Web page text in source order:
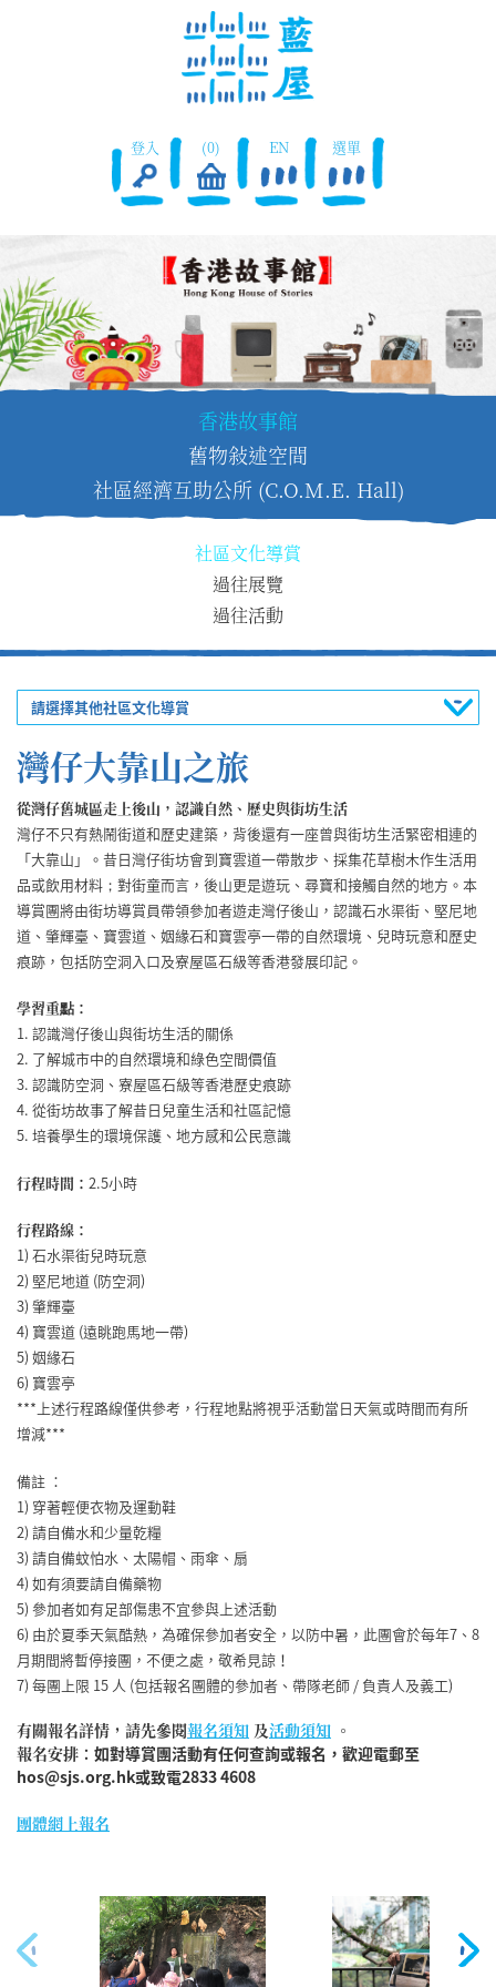
登入 (0) EN 選單
香港故事館
舊物敍述空間
社區經濟互助公所 (C.O.M.E. Hall)
社區文化導賞
過往展覽
過往活動
請選擇其他社區文化導賞
灣仔大靠山之旅
從灣仔舊城區走上後山，認識自然、歷史與街坊生活
灣仔不只有熱鬧街道和歷史建築，背後還有一座曾與街坊生活緊密相連的
「大靠山」。昔日灣仔街坊會到寶雲道一帶散步、採集花草樹木作生活用
品或飲用材料；對街童而言，後山更是遊玩、尋寶和接觸自然的地方。本
導賞團將由街坊導賞員帶領參加者遊走灣仔後山，認識石水渠街、堅尼地
道、肇輝臺、寶雲道、姻緣石和寶雲亭一帶的自然環境、兒時玩意和歷史
痕跡，包括防空洞入口及寮屋區石級等香港發展印記。
學習重點：
1. 認識灣仔後山與街坊生活的關係
2. 了解城市中的自然環境和綠色空間價值
3. 認識防空洞、寮屋區石級等香港歷史痕跡
4. 從街坊故事了解昔日兒童生活和社區記憶
5. 培養學生的環境保護、地方感和公民意識
行程時間： 2.5小時
行程路線：
1) 石水渠街兒時玩意
2) 堅尼地道 (防空洞)
3) 肇輝臺
4) 寶雲道 (遠眺跑馬地一帶)
5) 姻緣石
6) 寶雲亭
***上述行程路線僅供參考，行程地點將視乎活動當日天氣或時間而有所
增減***
備註 ：
1) 穿著輕便衣物及運動鞋
2) 請自備水和少量乾糧
3) 請自備蚊怕水、太陽帽、雨傘、扇
4) 如有須要請自備藥物
5) 參加者如有足部傷患不宜參與上述活動
6) 由於夏季天氣酷熱，為確保參加者安全，以防中暑，此團會於每年7、8
月期間將暫停接團，不便之處，敬希見諒！
7) 每團上限 15 人 (包括報名團體的參加者、帶隊老師 / 負責人及義工)
有關報名詳情，​請先參閱報名須知 及活動須知 。
報名安排： 如對導賞團活動有任何查詢或報名，歡迎電郵至
hos@sjs.org.hk或致電2833 4608
團體網上報名